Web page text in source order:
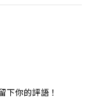
下你的評語！